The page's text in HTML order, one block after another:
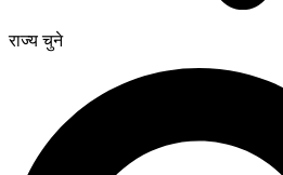
राज्य चुने